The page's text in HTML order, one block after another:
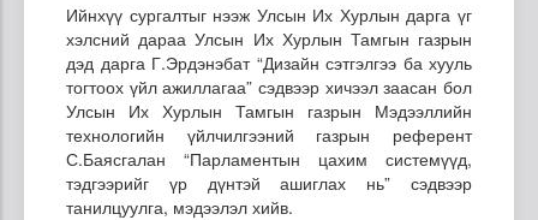
Ийнхүү сургалтыг нээж Улсын Их Хурлын дарга үг
хэлсний дараа Улсын Их Хурлын Тамгын газрын
дэд дарга Г.Эрдэнэбат “Дизайн сэтгэлгээ ба хууль
тогтоох үйл ажиллагаа” сэдвээр хичээл заасан бол
Улсын Их Хурлын Тамгын газрын Мэдээллийн
технологийн үйлчилгээний газрын референт
С.Баясгалан “Парламентын цахим системүүд,
тэдгээрийг үр дүнтэй ашиглах нь” сэдвээр
танилцуулга, мэдээлэл хийв.